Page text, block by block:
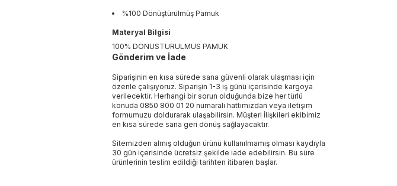
%100 Dönüştürülmüş Pamuk
Materyal Bilgisi
100% DONUSTURULMUS PAMUK
Gönderim ve İade
Siparişinin en kısa sürede sana güvenli olarak ulaşması için
özenle çalışıyoruz. Siparişin 1-3 iş günü içerisinde kargoya
verilecektir. Herhangi bir sorun olduğunda bize her türlü
konuda 0850 800 01 20 numaralı hattımızdan veya iletişim
formumuzu doldurarak ulaşabilirsin. Müşteri İlişkileri ekibimiz
en kısa sürede sana geri dönüş sağlayacaktır.
Sitemizden almış olduğun ürünü kullanılmamış olması kaydıyla
30 gün içerisinde ücretsiz şekilde iade edebilirsin. Bu süre
ürünlerinin teslim edildiği tarihten itibaren başlar.